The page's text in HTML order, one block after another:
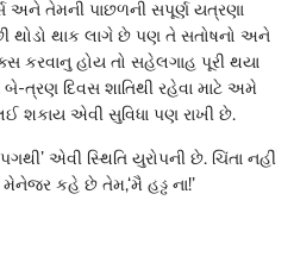
અને તેમની પાછળની સપૂર્ણ યત્રણા
થોડો થાક લાગે છે પણ તે સતોષનો અને
કરવાનુ હોય તો સહેલગાહ પૂરી થયા
ત્રણ દિવસ શાતિથી રહેવા માટે અમે
શકાય એવી સુવિધા પણ રાખી છે.
એવી સ્થિતિ યુરોપની છે. ચિંતા નહીં
કહે છે તેમ,‘મૈ હડ્ઢ ના!’